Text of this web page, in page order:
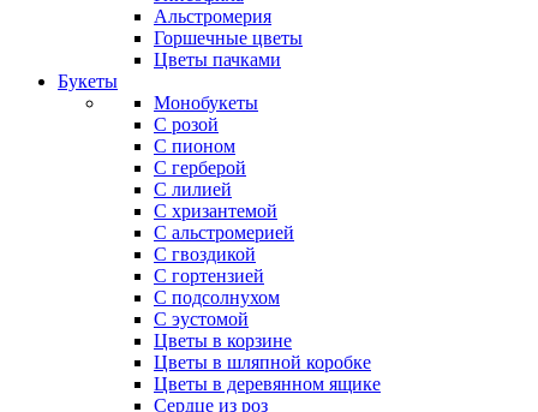
Альстромерия
Горшечные цветы
Цветы пачками
Букеты
Монобукеты
С розой
С пионом
С герберой
С лилией
С хризантемой
С альстромерией
С гвоздикой
С гортензией
С подсолнухом
С эустомой
Цветы в корзине
Цветы в шляпной коробке
Цветы в деревянном ящике
Сердце из роз